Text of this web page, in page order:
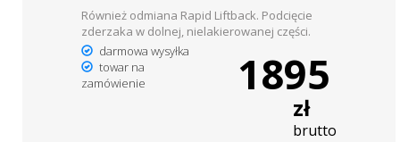
Również odmiana Rapid Liftback. Podcięcie
zderzaka w dolnej, nielakierowanej części.
darmowa wysyłka
towar na
zamówienie
1895
zł
brutto